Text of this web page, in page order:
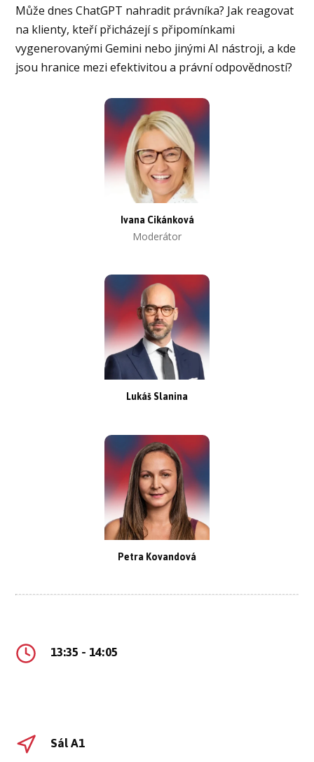
Může dnes ChatGPT nahradit právníka? Jak reagovat
na klienty, kteří přicházejí s připomínkami
vygenerovanými Gemini nebo jinými AI nástroji, a kde
jsou hranice mezi efektivitou a právní odpovědností?
Ivana Cikánková
Moderátor
Lukáš Slanina
Petra Kovandová
13:35 - 14:05
Sál A1